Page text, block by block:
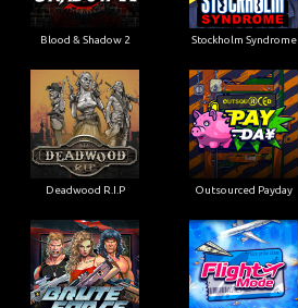
Blood & Shadow 2 Stockholm Syndrome
Deadwood R.I.P Outsourced Payday